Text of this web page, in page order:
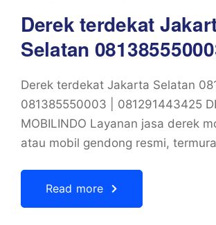
Derek terdekat
Selatan
Derek terdekat Jakarta Selatan
081385550003 | 081291443425
MOBILINDO Layanan jasa derek
atau mobil gendong resmi,
Read more